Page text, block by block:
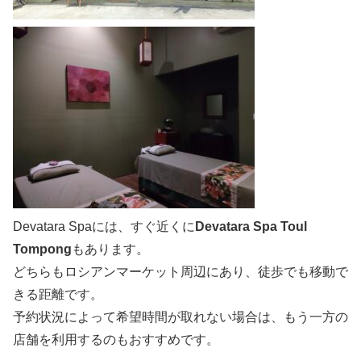
Devatara Spaには、すぐ近くに Devatara Spa Toul
Tompong もあります。
どちらもロシアンマーケット周辺にあり、徒歩でも移動で
きる距離です。
予約状況によって希望時間が取れない場合は、もう一方の
店舗を利用するのもおすすめです。